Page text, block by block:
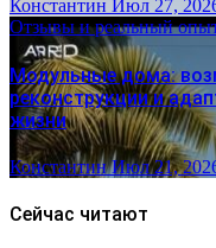
Константин Июл 27,
Отзывы и реальный
Модульные дома:
реконструкции и
жизни
КонстантинИюл 21,
Сейчас читают